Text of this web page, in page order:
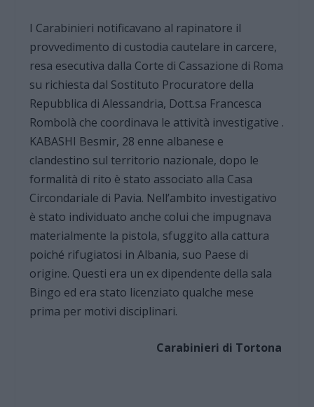
I Carabinieri notificavano al rapinatore il
provvedimento di custodia cautelare in carcere,
resa esecutiva dalla Corte di Cassazione di Roma
su richiesta dal Sostituto Procuratore della
Repubblica di Alessandria, Dott.sa Francesca
Rombolà che coordinava le attività investigative .
KABASHI Besmir, 28 enne albanese e
clandestino sul territorio nazionale, dopo le
formalità di rito è stato associato alla Casa
Circondariale di Pavia. Nell’ambito investigativo
è stato individuato anche colui che impugnava
materialmente la pistola, sfuggito alla cattura
poiché rifugiatosi in Albania, suo Paese di
origine. Questi era un ex dipendente della sala
Bingo ed era stato licenziato qualche mese
prima per motivi disciplinari.
Carabinieri di Tortona